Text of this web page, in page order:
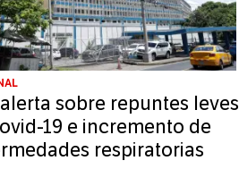
alerta sobre repuntes leves
19 e incremento de
respiratorias